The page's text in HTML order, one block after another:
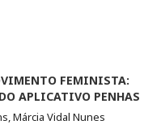
FEMINISTA:
APLICATIVO PENHAS
Márcia Vidal Nunes